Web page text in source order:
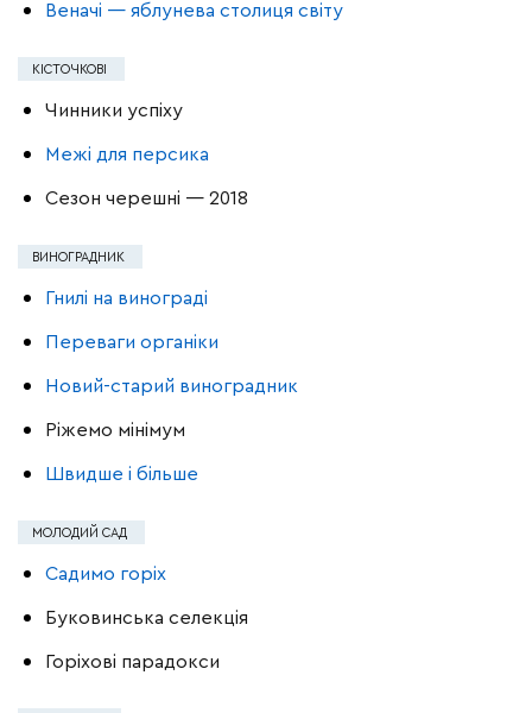
Веначі — яблунева столиця світу
КІСТОЧКОВІ
Чинники успіху
Межі для персика
Сезон черешні — 2018
ВИНОГРАДНИК
Гнилі на винограді
Переваги органіки
Новий-старий виноградник
Ріжемо мінімум
Швидше і більше
МОЛОДИЙ САД
Садимо горіх
Буковинська селекція
Горіхові парадокси